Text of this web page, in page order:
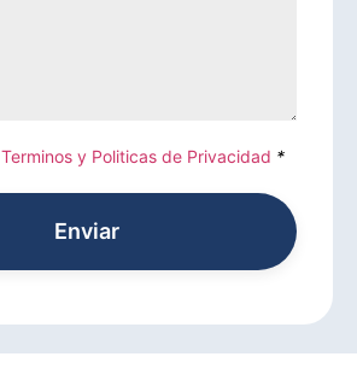
Terminos y Politicas de Privacidad *
Enviar